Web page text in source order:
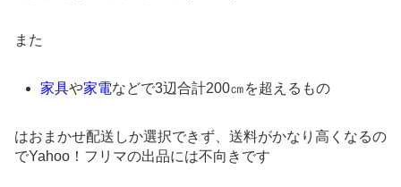
また
家具や家電などで3辺合計200㎝を超えるもの
はおまかせ配送しか選択できず、送料がかなり高くなるの
でYahoo！フリマの出品には不向きです